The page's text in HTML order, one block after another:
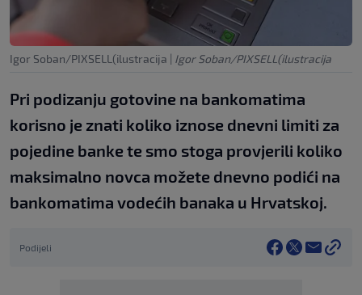
Igor Soban/PIXSELL(ilustracija | Igor Soban/PIXSELL(ilustracija
Pri podizanju gotovine na bankomatima
korisno je znati koliko iznose dnevni limiti za
pojedine banke te smo stoga provjerili koliko
maksimalno novca možete dnevno podići na
bankomatima vodećih banaka u Hrvatskoj.
Podijeli